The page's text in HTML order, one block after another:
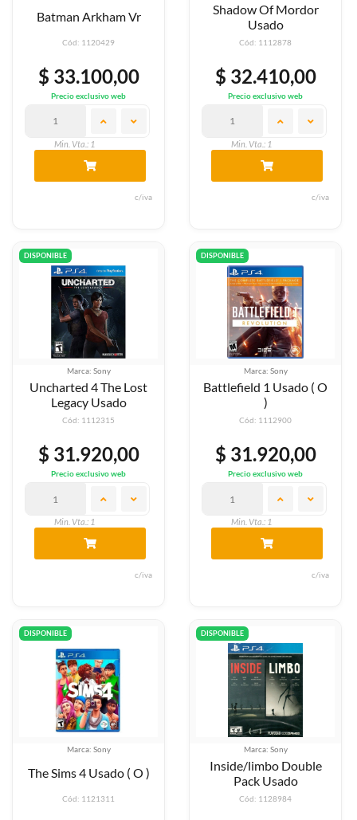
Batman Arkham Vr
Cód: 1120429
$ 33.100,00
Precio exclusivo web
Min. Vta.: 1
c/iva
Shadow Of Mordor
Usado
Cód: 1112878
$ 32.410,00
Precio exclusivo web
Min. Vta.: 1
c/iva
DISPONIBLE
Marca: Sony
Uncharted 4 The Lost
Legacy Usado
Cód: 1112315
$ 31.920,00
Precio exclusivo web
Min. Vta.: 1
c/iva
DISPONIBLE
Marca: Sony
Battlefield 1 Usado ( O
)
Cód: 1112900
$ 31.920,00
Precio exclusivo web
Min. Vta.: 1
c/iva
DISPONIBLE
Marca: Sony
The Sims 4 Usado ( O )
Cód: 1121311
DISPONIBLE
Marca: Sony
Inside/limbo Double
Pack Usado
Cód: 1128984